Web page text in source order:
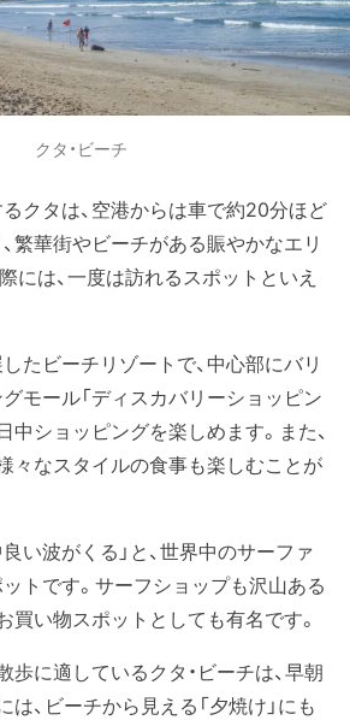
クタ・ビーチ
クタは、空港からは車で約20分ほど
繁華街やビーチがある賑やかなエリ
には、一度は訪れるスポットといえ
たビーチリゾートで、中心部にバリ
モール「ディスカバリーショッピン
中ショッピングを楽しめます。また、
々なスタイルの食事も楽しむことが
い波がくる」と、世界中のサーファ
トです。サーフショップも沢山ある
買い物スポットとしても有名です。
歩に適しているクタ・ビーチは、早朝
は、ビーチから見える「夕焼け」にも